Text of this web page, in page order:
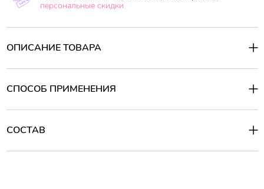
персональные скидки.
ОПИСАНИЕ ТОВАРА
Мягкая пенка с керамидами – лучший помощник при
позволяет глубоко увлажнить кожные покровы, смягчая и
защищая их. Кроме того средство обладает разглаживающим
местную микрофлору и усилить иммунитет. Легкая и нежная
устранит раздражение. Особенно хорошо показывает
эпиляции, а также у обладательниц сухой, чувствительной
СПОСОБ ПРИМЕНЕНИЯ
Способ применения:
слегка помассировать и дать полностью впитаться.
СОСТАВ